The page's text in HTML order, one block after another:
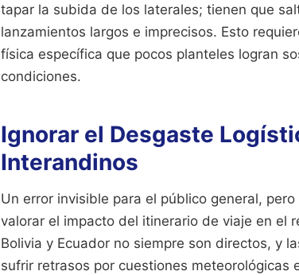
tapar la subida de los laterales; tienen que
lanzamientos largos e imprecisos. Esto
física específica que pocos planteles logran
condiciones.
Ignorar el Desgaste
Interandinos
Un error invisible para el público general,
valorar el impacto del itinerario de viaje en el
Bolivia y Ecuador no siempre son directos, y
sufrir retrasos por cuestiones meteorológicas